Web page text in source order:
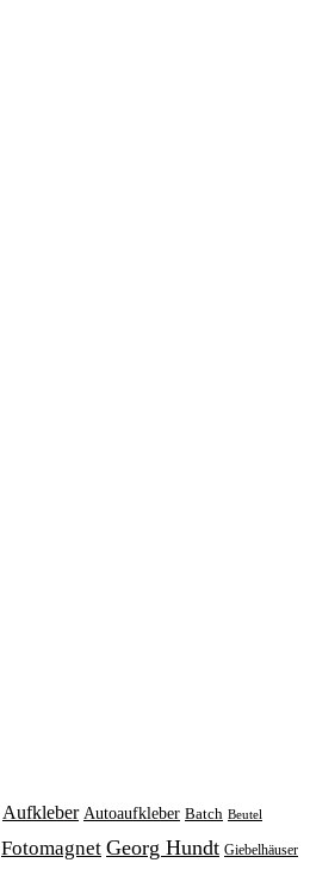
Aufkleber Autoaufkleber Batch Beutel
Fotomagnet Georg Hundt Giebelhäuser